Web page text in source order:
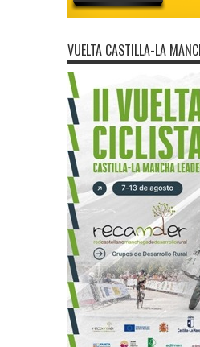
VUELTA CASTILLA-LA